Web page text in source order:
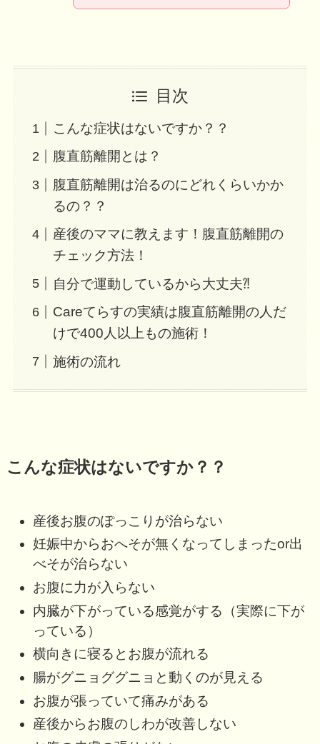
目次
こんな症状はないですか？？
腹直筋離開とは？
腹直筋離開は治るのにどれくらいかか
るの？？
産後のママに教えます！腹直筋離開の
チェック方法！
自分で運動しているから大丈夫⁈
Careてらすの実績は腹直筋離開の人だ
けで400人以上もの施術！
施術の流れ
こんな症状はないですか？？
産後お腹のぽっこりが治らない
妊娠中からおへそが無くなってしまったor出
べそが治らない
お腹に力が入らない
内臓が下がっている感覚がする（実際に下が
っている）
横向きに寝るとお腹が流れる
腸がグニョググニョと動くのが見える
お腹が張っていて痛みがある
産後からお腹のしわが改善しない